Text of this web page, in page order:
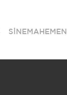
SİNEMAHEMEN